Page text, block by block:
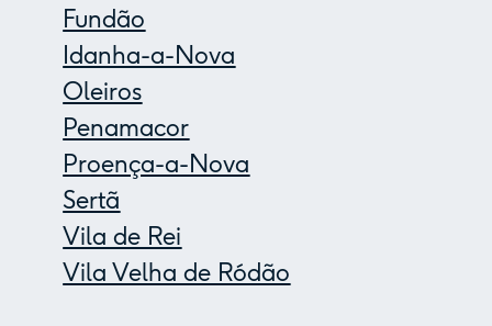
Fundão
Idanha-a-Nova
Oleiros
Penamacor
Proença-a-Nova
Sertã
Vila de Rei
Vila Velha de Ródão